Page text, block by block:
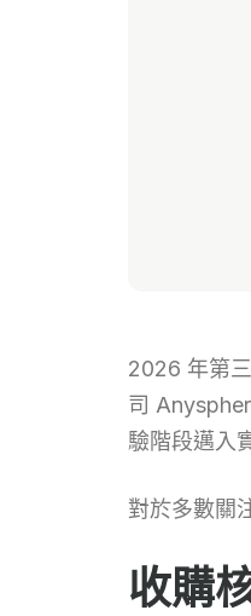
2026 年第
司
驗階段邁入
對於多數關
收購